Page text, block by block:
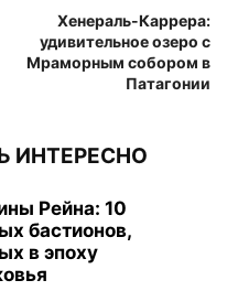
Хенераль-Каррера:
удивительное озеро с
Мраморным собором в
Патагонии
ИНТЕРЕСНО
Рейна: 10
бастионов,
в эпоху